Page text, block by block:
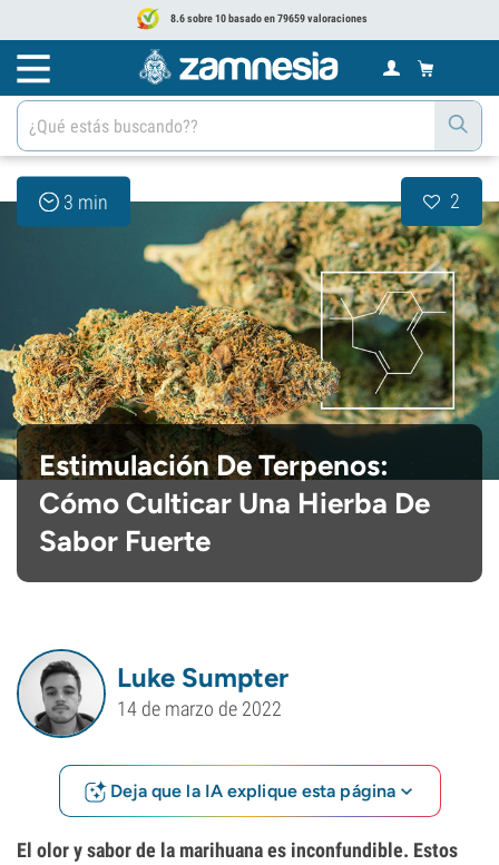
8.6 sobre 10 basado en 79659 valoraciones
3 min 2
Estimulación De Terpenos:
Cómo Culticar Una Hierba De
Sabor Fuerte
Luke Sumpter
14 de marzo de 2022
Deja que la IA explique esta página
El olor y sabor de la marihuana es inconfundible. Estos